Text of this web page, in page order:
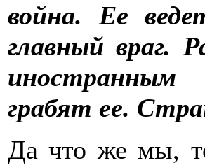
война. Ее
главный враг.
грабят ее.
Да что же мы,